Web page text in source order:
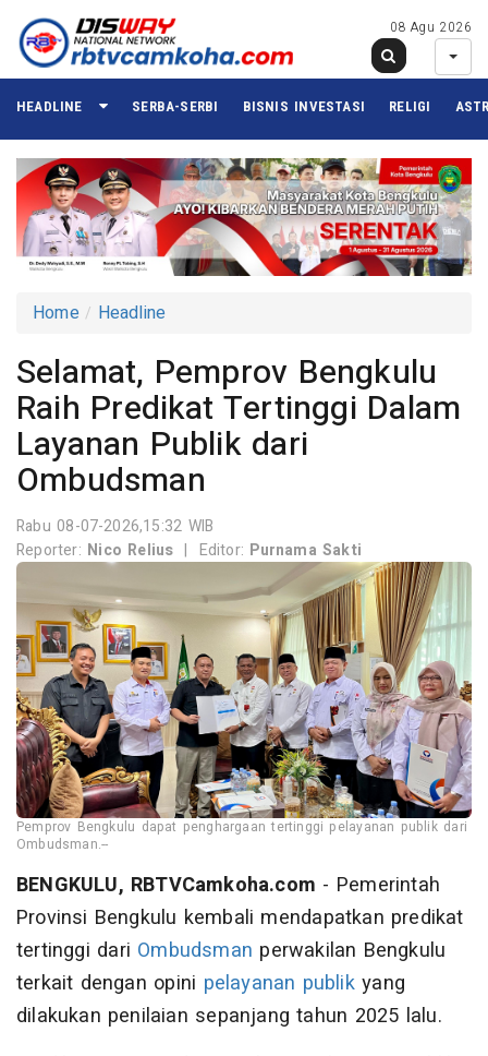
08 Agu 2026
HEADLINE SERBA-SERBI BISNIS INVESTASI RELIGI
Home Headline
Selamat, Pemprov Bengkulu
Raih Predikat Tertinggi Dalam
Layanan Publik dari
Ombudsman
Rabu 08-07-2026,15:32 WIB
Reporter: Nico Relius | Editor: Purnama Sakti
Pemprov Bengkulu dapat penghargaan tertinggi pelayanan publik dari
Ombudsman.--
BENGKULU, RBTVCamkoha.com - Pemerintah
Provinsi Bengkulu kembali mendapatkan predikat
tertinggi dari Ombudsman perwakilan Bengkulu
terkait dengan opini pelayanan publikyang
dilakukan penilaian sepanjang tahun 2025 lalu.